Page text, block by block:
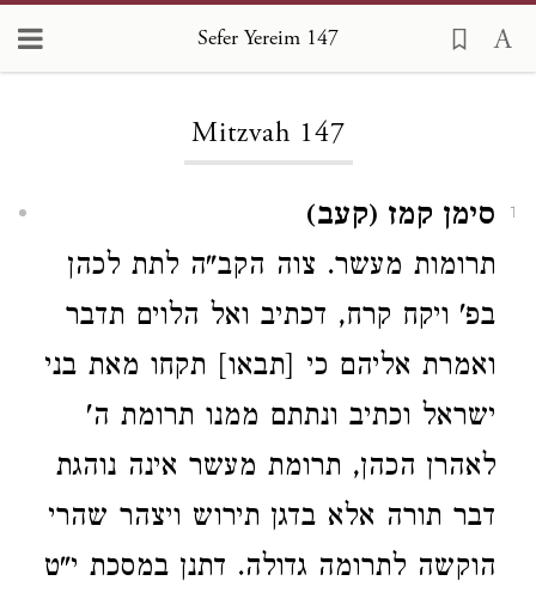
Sefer Yereim 147
Mitzvah 147
1
סימן קמז (קעב)
תרומות מעשר. צוה הקב"ה לתת לכהן
בפ' ויקח קרח, דכתיב ואל הלוים תדבר
ואמרת אליהם כי [תבאו] תקחו מאת בני
ישראל וכתיב ונתתם ממנו תרומת ה'
לאהרן הכהן, תרומת מעשר אינה נוהגת
דבר תורה אלא בדגן תירוש ויצהר שהרי
הוקשה לתרומה גדולה. דתנן במסכת י"ט